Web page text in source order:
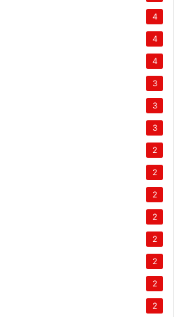
4
4
4
3
3
3
2
2
2
2
2
2
2
2